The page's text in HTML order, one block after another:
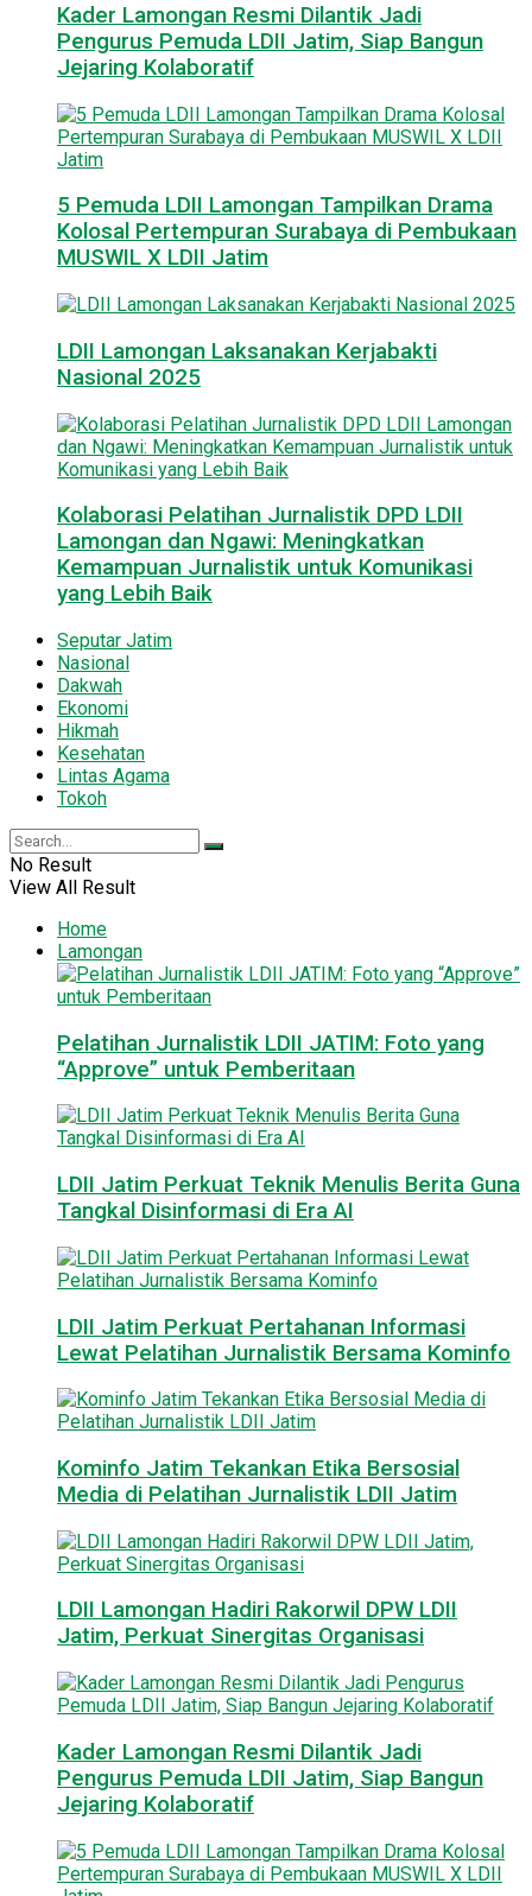
Kader Lamongan Resmi Dilantik Jadi
Pengurus Pemuda LDII Jatim, Siap Bangun
Jejaring Kolaboratif
5 Pemuda LDII Lamongan Tampilkan Drama
Kolosal Pertempuran Surabaya di Pembukaan
MUSWIL X LDII Jatim
LDII Lamongan Laksanakan Kerjabakti
Nasional 2025
Kolaborasi Pelatihan Jurnalistik DPD LDII
Lamongan dan Ngawi: Meningkatkan
Kemampuan Jurnalistik untuk Komunikasi
yang Lebih Baik
Seputar Jatim
Nasional
Dakwah
Ekonomi
Hikmah
Kesehatan
Lintas Agama
Tokoh
No Result
View All Result
Home
Lamongan
Pelatihan Jurnalistik LDII JATIM: Foto yang
“Approve” untuk Pemberitaan
LDII Jatim Perkuat Teknik Menulis Berita Guna
Tangkal Disinformasi di Era AI
LDII Jatim Perkuat Pertahanan Informasi
Lewat Pelatihan Jurnalistik Bersama Kominfo
Kominfo Jatim Tekankan Etika Bersosial
Media di Pelatihan Jurnalistik LDII Jatim
LDII Lamongan Hadiri Rakorwil DPW LDII
Jatim, Perkuat Sinergitas Organisasi
Kader Lamongan Resmi Dilantik Jadi
Pengurus Pemuda LDII Jatim, Siap Bangun
Jejaring Kolaboratif